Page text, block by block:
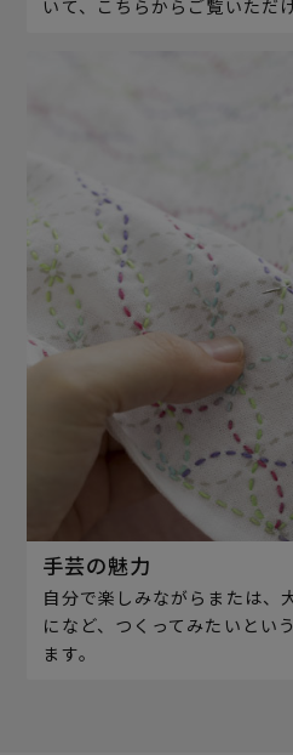
いて、こちらからご覧いただけ
手芸の魅力
自分で楽しみながらまたは、
になど、つくってみたいとい
ます。